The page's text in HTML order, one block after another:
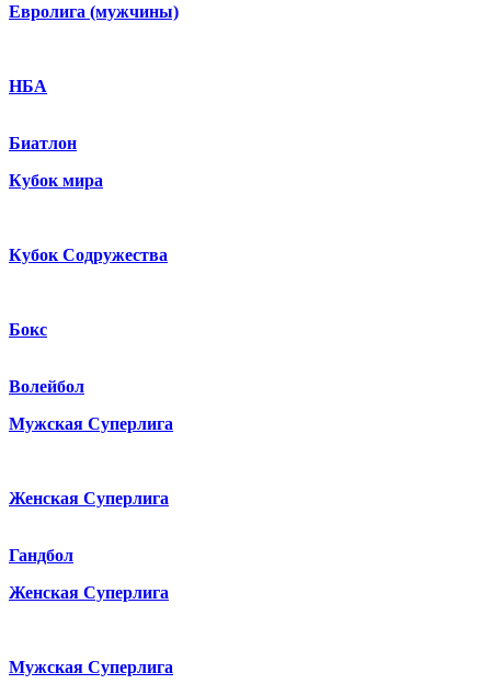
Евролига (мужчины)
НБА
Биатлон
Кубок мира
Кубок Содружества
Бокс
Волейбол
Мужская Суперлига
Женская Суперлига
Гандбол
Женская Суперлига
Мужская Суперлига